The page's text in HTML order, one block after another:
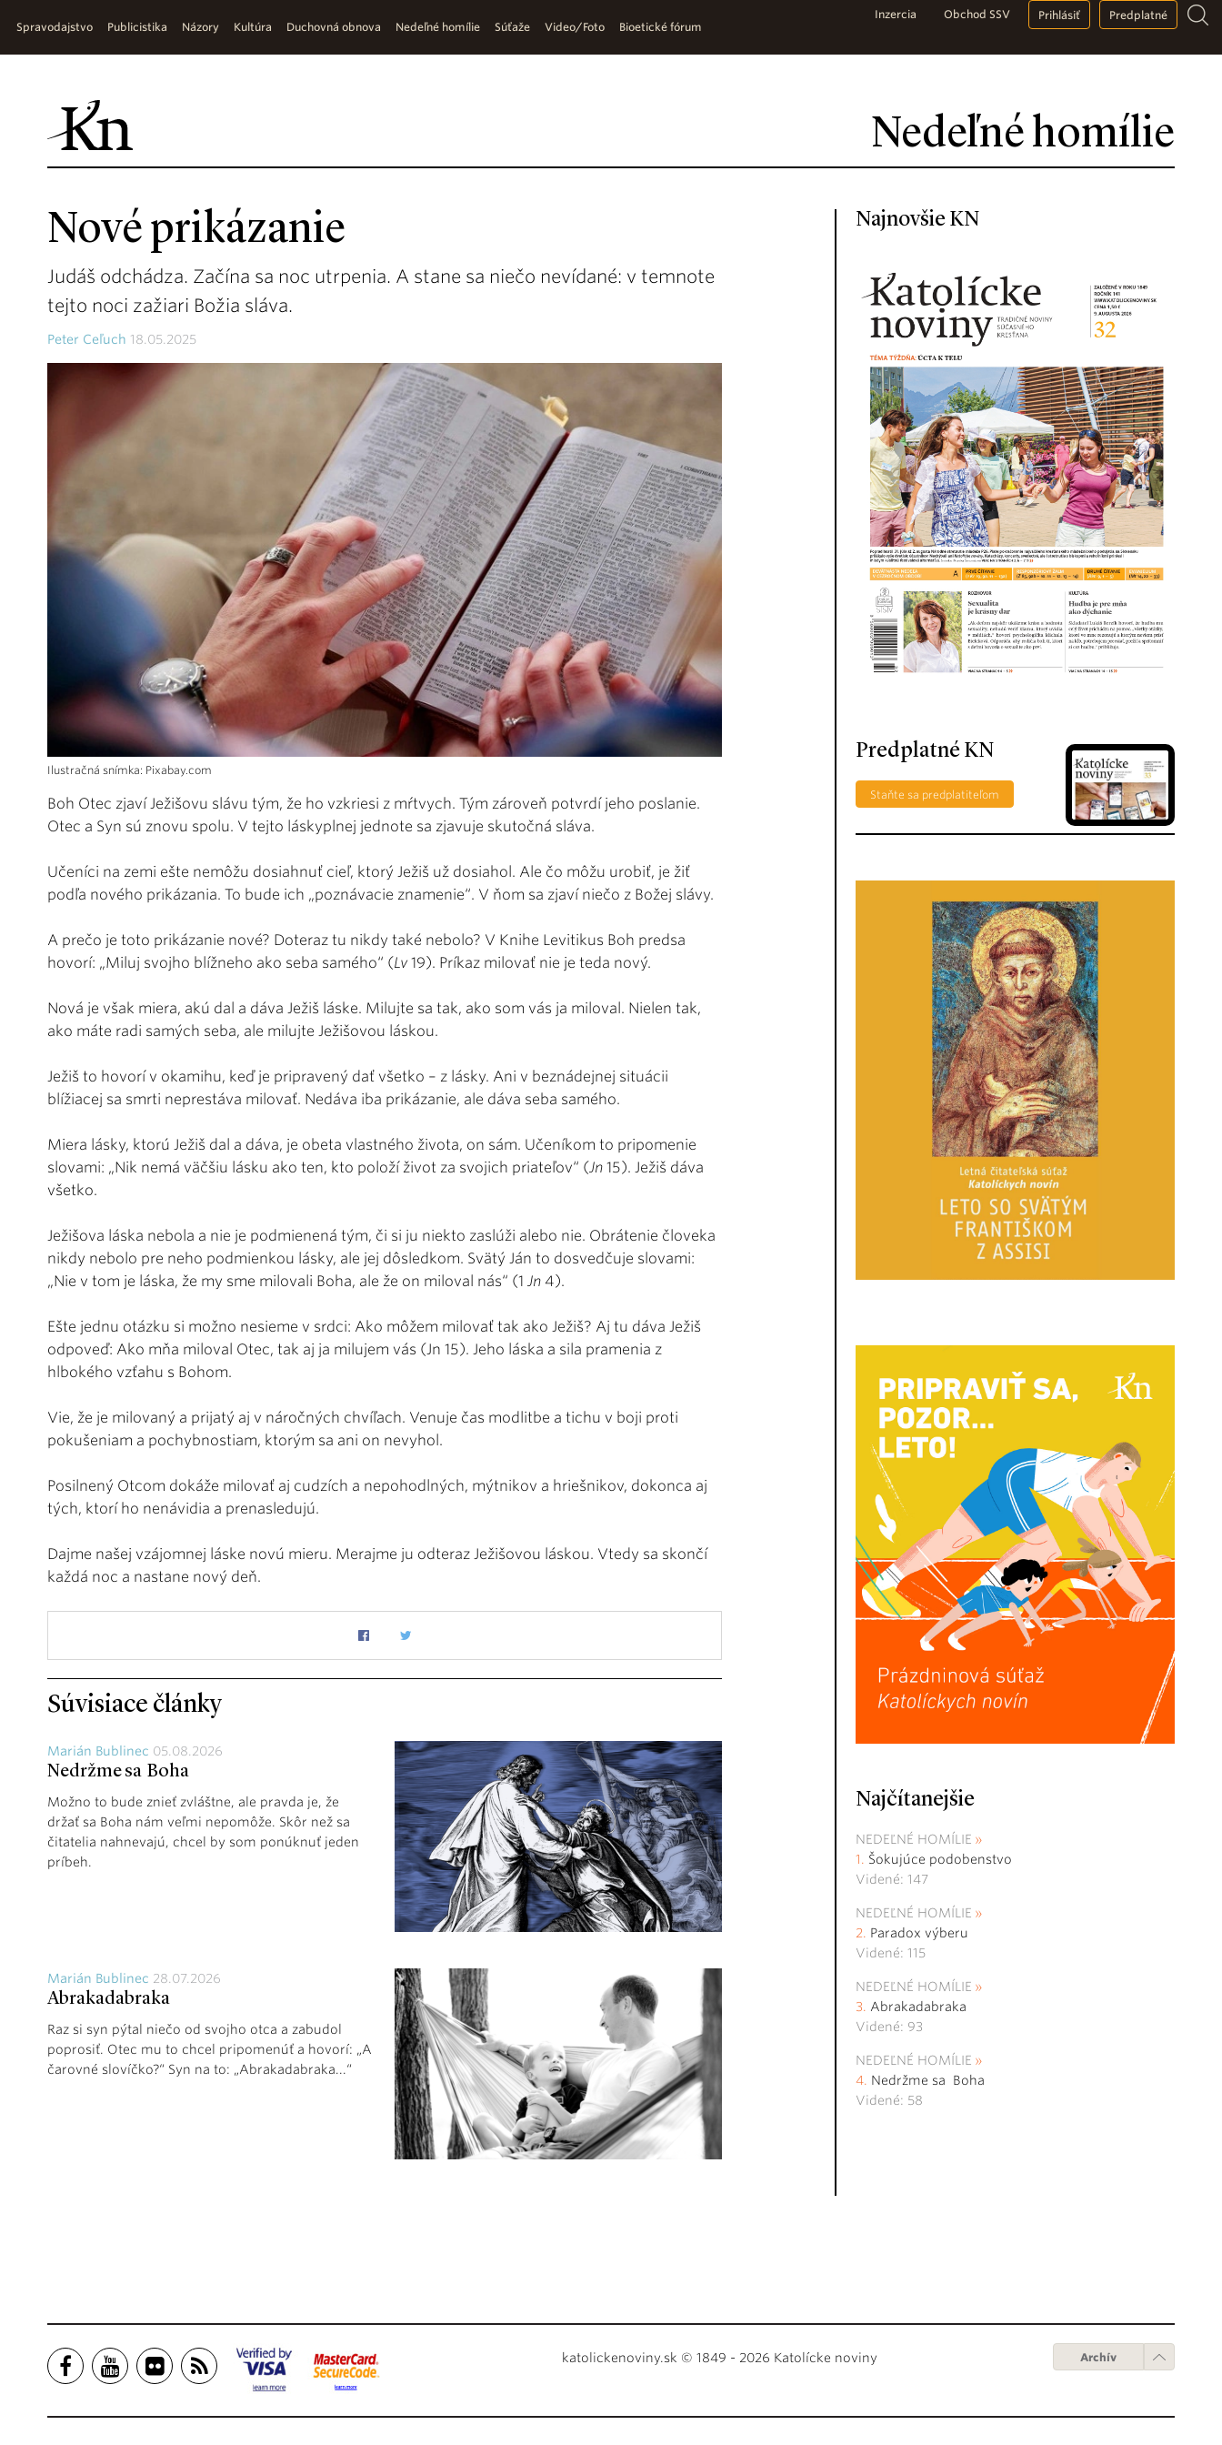
Nedeľné homílie
Spravodajstvo Publicistika Názory Kultúra Duchovná obnova Nedeľné homílie Súťaže Video/Foto Bioetické fórum
Inzercia Obchod SSV Prihlásiť Predplatné
Nové prikázanie
Judáš odchádza. Začína sa noc utrpenia. A stane sa niečo nevídané: v temnote
tejto noci zažiari Božia sláva.
Peter Ceľuch 18.05.2025
Ilustračná snímka: Pixabay.com
Boh Otec zjaví Ježišovu slávu tým, že ho vzkriesi z mŕtvych. Tým zároveň potvrdí jeho poslanie.
Otec a Syn sú znovu spolu. V tejto láskyplnej jednote sa zjavuje skutočná sláva.
Učeníci na zemi ešte nemôžu dosiahnuť cieľ, ktorý Ježiš už dosiahol. Ale čo môžu urobiť, je žiť
podľa nového prikázania. To bude ich „poznávacie znamenie“. V ňom sa zjaví niečo z Božej slávy.
A prečo je toto prikázanie nové? Doteraz tu nikdy také nebolo? V Knihe Levitikus Boh predsa
hovorí: „Miluj svojho blížneho ako seba samého“ (Lv19). Príkaz milovať nie je teda nový.
Nová je však miera, akú dal a dáva Ježiš láske. Milujte sa tak, ako som vás ja miloval. Nielen tak,
ako máte radi samých seba, ale milujte Ježišovou láskou.
Ježiš to hovorí v okamihu, keď je pripravený dať všetko – z lásky. Ani v beznádejnej situácii
blížiacej sa smrti neprestáva milovať. Nedáva iba prikázanie, ale dáva seba samého.
Miera lásky, ktorú Ježiš dal a dáva, je obeta vlastného života, on sám. Učeníkom to pripomenie
slovami: „Nik nemá väčšiu lásku ako ten, kto položí život za svojich priateľov“ (Jn 15). Ježiš dáva
všetko.
Ježišova láska nebola a nie je podmienená tým, či si ju niekto zaslúži alebo nie. Obrátenie človeka
nikdy nebolo pre neho podmienkou lásky, ale jej dôsledkom. Svätý Ján to dosvedčuje slovami:
„Nie v tom je láska, že my sme milovali Boha, ale že on miloval nás“ (1 Jn 4).
Ešte jednu otázku si možno nesieme v srdci: Ako môžem milovať tak ako Ježiš? Aj tu dáva Ježiš
odpoveď: Ako mňa miloval Otec, tak aj ja milujem vás (Jn 15). Jeho láska a sila pramenia z
hlbokého vzťahu s Bohom.
Vie, že je milovaný a prijatý aj v náročných chvíľach. Venuje čas modlitbe a tichu v boji proti
pokušeniam a pochybnostiam, ktorým sa ani on nevyhol.
Posilnený Otcom dokáže milovať aj cudzích a nepohodlných, mýtnikov a hriešnikov, dokonca aj
tých, ktorí ho nenávidia a prenasledujú.
Dajme našej vzájomnej láske novú mieru. Merajme ju odteraz Ježišovou láskou. Vtedy sa skončí
každá noc a nastane nový deň.
Súvisiace články
Marián Bublinec 05.08.2026
Nedržme sa Boha
Možno to bude znieť zvláštne, ale pravda je, že
držať sa Boha nám veľmi nepomôže. Skôr než sa
čitatelia nahnevajú, chcel by som ponúknuť jeden
príbeh.
Marián Bublinec 28.07.2026
Abrakadabraka
Raz si syn pýtal niečo od svojho otca a zabudol
poprosiť. Otec mu to chcel pripomenúť a hovorí: „A
čarovné slovíčko?“ Syn na to: „Abrakadabraka...“
Najnovšie KN
Predplatné KN
Staňte sa predplatiteľom
Najčítanejšie
NEDEĽNÉ HOMÍLIE
Šokujúce podobenstvo
Videné: 147
NEDEĽNÉ HOMÍLIE
Paradox výberu
Videné: 115
NEDEĽNÉ HOMÍLIE
Abrakadabraka
Videné: 93
NEDEĽNÉ HOMÍLIE
Nedržme sa Boha
Videné: 58
katolickenoviny.sk © 1849 - 2026 Katolícke noviny Archív